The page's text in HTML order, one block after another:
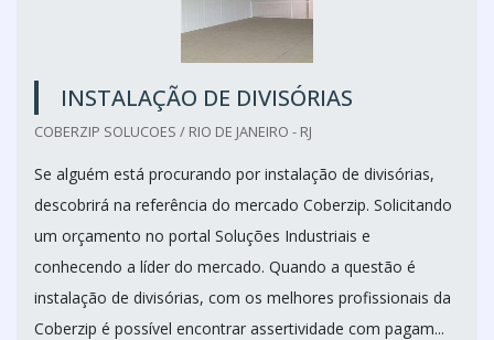
INSTALAÇÃO DE DIVISÓRIAS
COBERZIP SOLUCOES / RIO DE JANEIRO - RJ
Se alguém está procurando por instalação de divisórias,
descobrirá na referência do mercado Coberzip. Solicitando
um orçamento no portal Soluções Industriais e
conhecendo a líder do mercado. Quando a questão é
instalação de divisórias, com os melhores profissionais da
Coberzip é possível encontrar assertividade com pagam...